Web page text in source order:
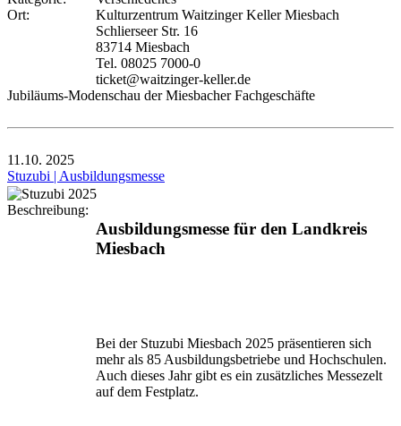
Ort:
Kulturzentrum Waitzinger Keller Miesbach
Schlierseer Str. 16
83714 Miesbach
Tel. 08025 7000-0
ticket@waitzinger-keller.de
Jubiläums-Modenschau der Miesbacher Fachgeschäfte
11.10. 2025
Stuzubi | Ausbildungsmesse
Beschreibung:
Ausbildungsmesse für den Landkreis
Miesbach
Bei der Stuzubi Miesbach 2025 präsentieren sich
mehr als 85 Ausbildungsbetriebe und Hochschulen.
Auch dieses Jahr gibt es ein zusätzliches Messezelt
auf dem Festplatz.